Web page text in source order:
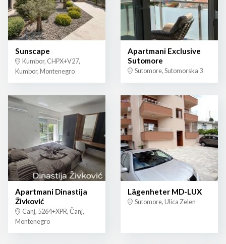
Sunscape
Kumbor, CHPX+V27,
Kumbor, Montenegro
Apartmani Exclusive
Sutomore
Sutomore, Sutomorska 3
Apartmani Dinastija
Živković
Canj, 5264+XPR, Čanj,
Montenegro
Lägenheter MD-LUX
Sutomore, Ulica Zelen